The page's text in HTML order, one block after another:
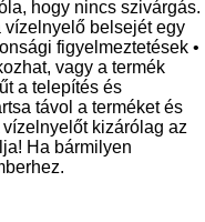
hogy nincs szivárgás.
vízelnyelő belsejét egy
figyelmeztetések •
vagy a termék
a telepítés és
távol a terméket és
kizárólag az
Ha bármilyen